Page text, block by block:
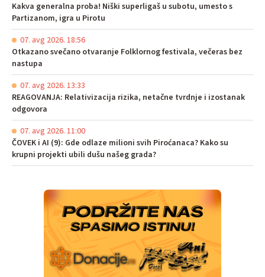
Kakva generalna proba! Niški superligaš u subotu, umesto s
Partizanom, igra u Pirotu
07. avg 2026. 18:56
Otkazano svečano otvaranje Folklornog festivala, večeras bez
nastupa
07. avg 2026. 13:33
REAGOVANJA: Relativizacija rizika, netačne tvrdnje i izostanak
odgovora
07. avg 2026. 11:00
ČOVEK i AI (9): Gde odlaze milioni svih Piroćanaca? Kako su
krupni projekti ubili dušu našeg grada?